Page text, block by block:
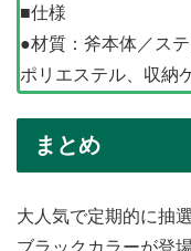
■仕様
●材質：斧本体／ス
ポリエステル、収納
まとめ
大人気で定期的に抽
ブラックカラーが登